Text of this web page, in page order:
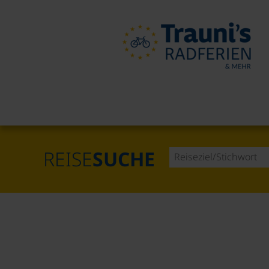
REISESUCHE